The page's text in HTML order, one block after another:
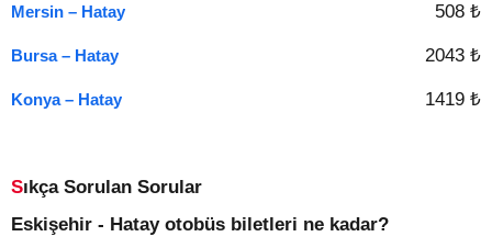
Mersin – Hatay 508 ₺
Bursa – Hatay 2043 ₺
Konya – Hatay 1419 ₺
Sıkça Sorulan Sorular
Eskişehir - Hatay otobüs biletleri ne kadar?